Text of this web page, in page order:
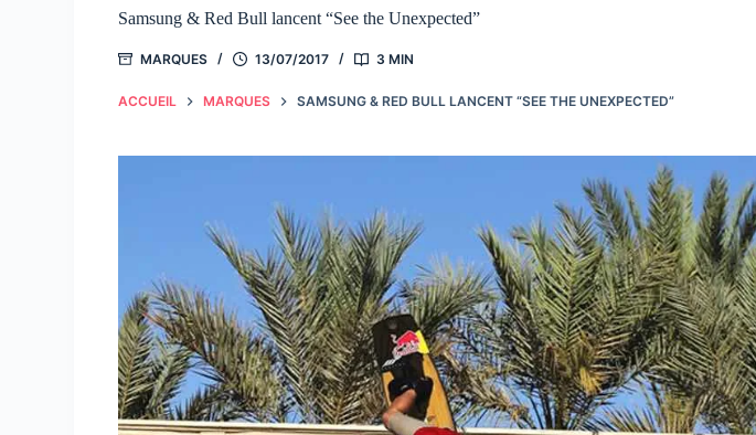
Samsung & Red Bull lancent “See the Unexpected”
MARQUES 13/07/2017 3 MIN
ACCUEIL MARQUES SAMSUNG & RED BULL LANCENT “SEE THE UNEXPECTED”